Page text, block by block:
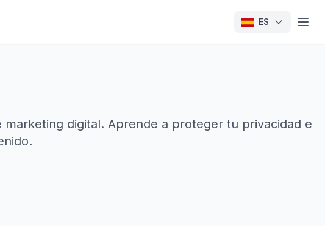
ES
digital. Aprende a proteger tu privacidad e